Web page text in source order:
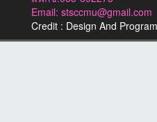
Email: stsccmu@gmail.com
Credit : Design And